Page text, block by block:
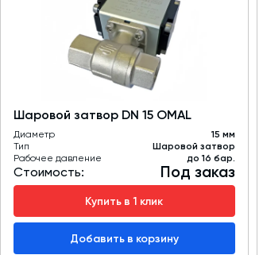
Шаровой затвор DN 15 OMAL
Диаметр
15 мм
Тип
Шаровой затвор
Рабочее давление
до 16 бар.
Стоимость: Под заказ
Купить в 1 клик
Добавить в корзину